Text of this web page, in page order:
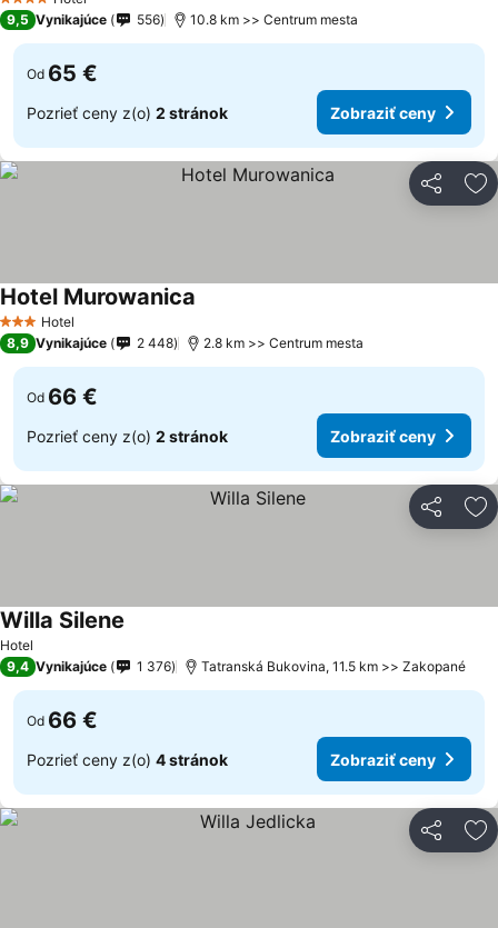
4 Počet hviezdičiek
9,5 Vynikajúce 556 10.8 km >> Centrum mesta
Od 65 €
Pozrieť ceny z(o) 2 stránok Zobraziť ceny
Zdieľať
3 Počet hviezdičiek
Hotel
Hotel Murowanica
8,9 Vynikajúce 2 448 2.8 km >> Centrum mesta
Od 66 €
Pozrieť ceny z(o) 2 stránok Zobraziť ceny
Zdieľať
Hotel
Willa Silene
9,4 Vynikajúce 1 376 Tatranská Bukovina, 11.5 km >> Zakopané
Od 66 €
Pozrieť ceny z(o) 4 stránok Zobraziť ceny
Zdieľať